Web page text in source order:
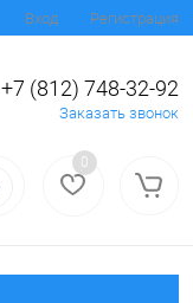
Вход Регистрация
+7 (812) 748-32-92
Заказать звонок
0